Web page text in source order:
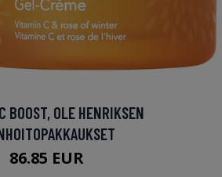
BOOST, OLE HENRIKSEN
86.85 EUR